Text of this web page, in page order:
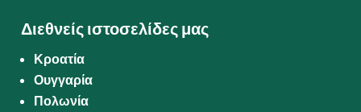
Διεθνείς ιστοσελίδες μας
Κροατία
Ουγγαρία
Πολωνία